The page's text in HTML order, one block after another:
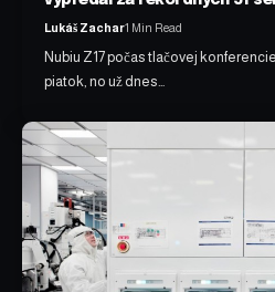
Lukáš Zachar1 Min Read
Nubiu Z17 počas tlačovej
piatok, no už dnes…